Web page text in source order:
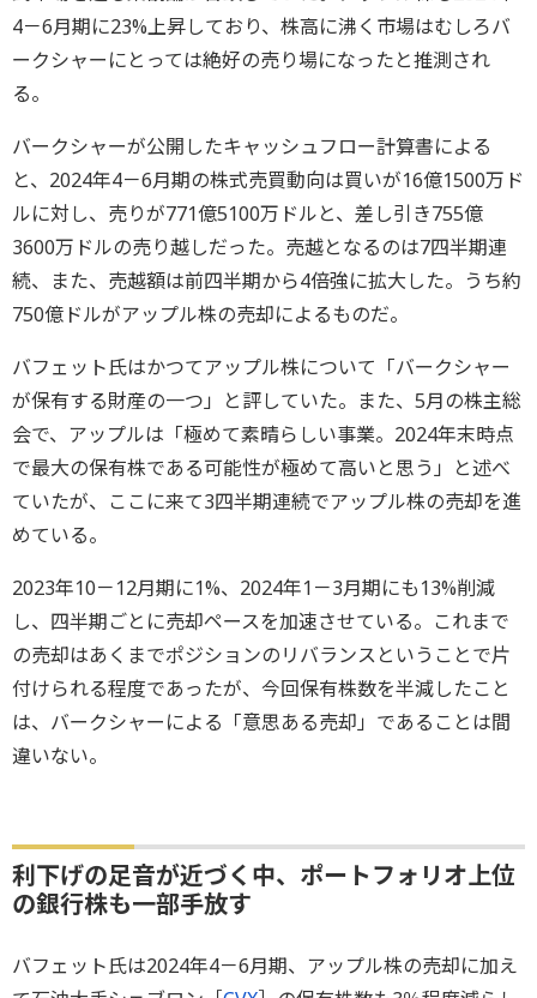
4－6月期に23%上昇しており、株高に沸く市場はむしろバ
ークシャーにとっては絶好の売り場になったと推測され
る。
バークシャーが公開したキャッシュフロー計算書による
と、2024年4－6月期の株式売買動向は買いが16億1500万ド
ルに対し、売りが771億5100万ドルと、差し引き755億
3600万ドルの売り越しだった。売越となるのは7四半期連
続、また、売越額は前四半期から4倍強に拡大した。うち約
750億ドルがアップル株の売却によるものだ。
バフェット氏はかつてアップル株について「バークシャー
が保有する財産の一つ」と評していた。また、5月の株主総
会で、アップルは「極めて素晴らしい事業。2024年末時点
で最大の保有株である可能性が極めて高いと思う」と述べ
ていたが、ここに来て3四半期連続でアップル株の売却を進
めている。
2023年10－12月期に1%、2024年1－3月期にも13%削減
し、四半期ごとに売却ペースを加速させている。これまで
の売却はあくまでポジションのリバランスということで片
付けられる程度であったが、今回保有株数を半減したこと
は、バークシャーによる「意思ある売却」であることは間
違いない。
利下げの足音が近づく中、ポートフォリオ上位
の銀行株も一部手放す
バフェット氏は2024年4－6月期、アップル株の売却に加え